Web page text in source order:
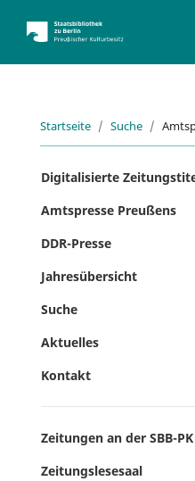
Startseite Suche
Digitalisierte
Amtspresse Preußens
DDR-Presse
Jahresübersicht
Suche
Aktuelles
Kontakt
Zeitungen an der SBB-PK
Zeitungslesesaal